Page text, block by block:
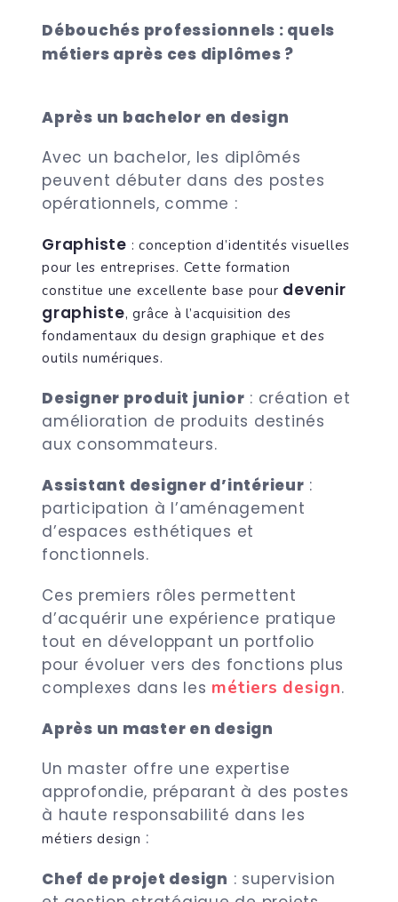
Débouchés professionnels : quels
métiers après ces diplômes ?
Après un bachelor en design
Avec un bachelor, les diplômés
peuvent débuter dans des postes
opérationnels, comme :
Graphiste : conception d’identités visuelles
pour les entreprises. Cette formation
constitue une excellente base pour devenir
graphiste, grâce à l’acquisition des
fondamentaux du design graphique et des
outils numériques.
Designer produit junior : création et
amélioration de produits destinés
aux consommateurs.
Assistant designer d’intérieur :
participation à l’aménagement
d’espaces esthétiques et
fonctionnels.
Ces premiers rôles permettent
d’acquérir une expérience pratique
tout en développant un portfolio
pour évoluer vers des fonctions plus
complexes dans les métiers design.
Après un master en design
Un master offre une expertise
approfondie, préparant à des postes
à haute responsabilité dans les
métiers design :
Chef de projet design : supervision